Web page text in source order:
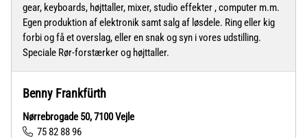
gear, keyboards, højttaller, mixer, studio effekter , computer m.m.
Egen produktion af elektronik samt salg af løsdele. Ring eller kig
forbi og få et overslag, eller en snak og syn i vores udstilling.
Speciale Rør-forstærker og højttaller.
Benny Frankfürth
Nørrebrogade 50, 7100 Vejle
75 82 88 96